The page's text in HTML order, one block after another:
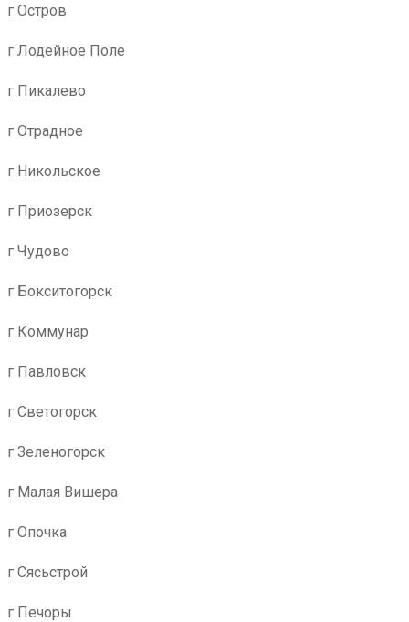
г Остров
г Лодейное Поле
г Пикалево
г Отрадное
г Никольское
г Приозерск
г Чудово
г Бокситогорск
г Коммунар
г Павловск
г Светогорск
г Зеленогорск
г Малая Вишера
г Опочка
г Сясьстрой
г Печоры